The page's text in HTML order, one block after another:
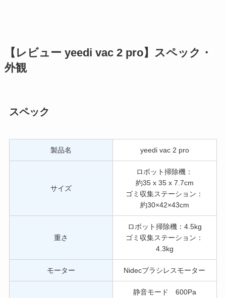
【レビュー yeedi vac 2 pro】スペック・
外観
スペック
製品名 yeedi vac 2 pro
サイズ
ロボット掃除機：
約35 x 35 x 7.7cm
ゴミ収集ステーション：
約30×42×43cm
重さ
ロボット掃除機：4.5kg
ゴミ収集ステーション：
4.3kg
モーター Nidecブラシレスモーター
静音モード 600Pa